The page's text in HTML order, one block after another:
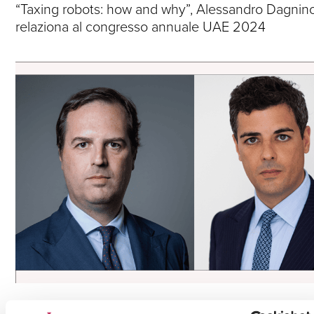
“Taxing robots: how and why”, Alessandro
relaziona al congresso annuale UAE 2024